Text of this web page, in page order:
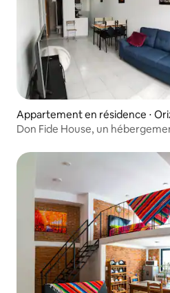
Appartement en résidence ⋅
Don Fide House, un